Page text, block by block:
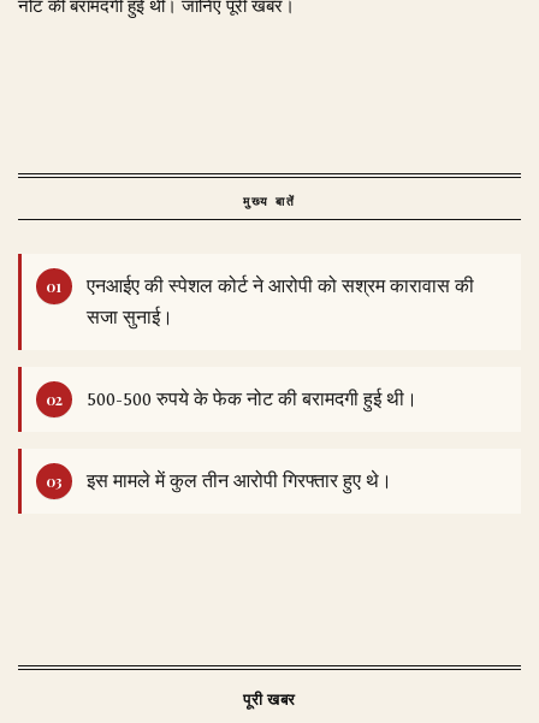
नोट की बरामदगी हुई थी। जानिए पूरी खबर।
मुख्य बातें
एनआईए की स्पेशल कोर्ट ने आरोपी को सश्रम कारावास की
सजा सुनाई।
500-500 रुपये के फेक नोट की बरामदगी हुई थी।
इस मामले में कुल तीन आरोपी गिरफ्तार हुए थे।